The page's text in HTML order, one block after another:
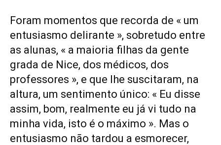
Foram momentos que recorda de « um
entusiasmo delirante », sobretudo entre
as alunas, « a maioria filhas da gente
grada de Nice, dos médicos, dos
professores », e que lhe suscitaram, na
altura, um sentimento único: « Eu disse
assim, bom, realmente eu já vi tudo na
minha vida, isto é o máximo ». Mas o
entusiasmo não tardou a esmorecer,